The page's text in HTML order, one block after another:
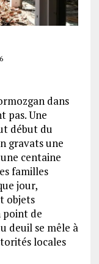
dans
pas. Une
début du
gravats une
centaine
familles
jour,
objets
point de
deuil se mêle à
locales